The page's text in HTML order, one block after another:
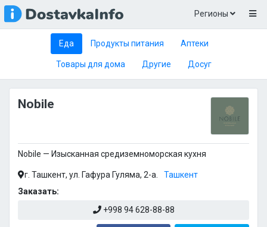
Регионы
Еда Продукты питания Аптеки
Товары для дома Другие Досуг
Nobile
Nobile — Изысканная средиземноморская кухня
г. Ташкент, ул. Гафура Гуляма, 2-а.
Ташкент
Заказать:
+998 94 628-88-88